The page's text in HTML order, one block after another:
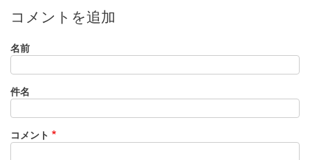
で
返
コメントを追加
名前
件名
コメント